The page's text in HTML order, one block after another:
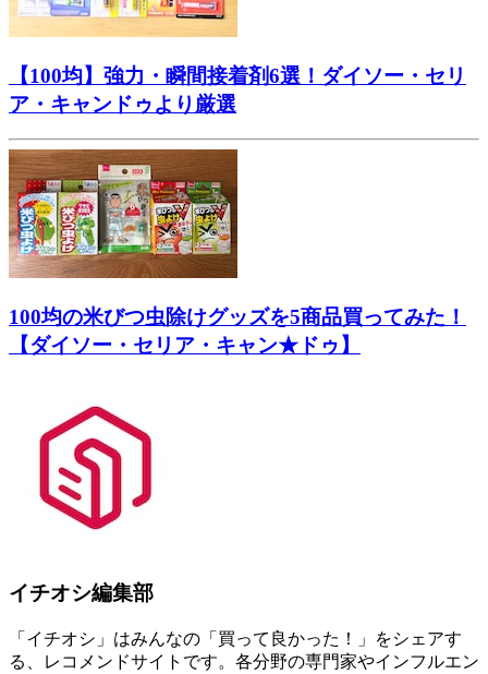
【100均】強力・瞬間接着剤6選！ダイソー・セリ
ア・キャンドゥより厳選
100均の米びつ虫除けグッズを5商品買ってみた！
【ダイソー・セリア・キャン★ドゥ】
イチオシ編集部
「イチオシ」はみんなの「買って良かった！」をシェアす
る、レコメンドサイトです。各分野の専門家やインフルエン